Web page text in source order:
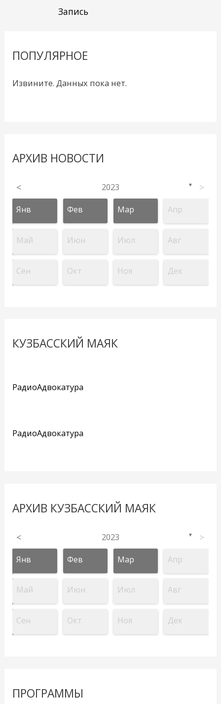
Запись
ПОПУЛЯРНОЕ
Извините. Данных пока нет.
АРХИВ НОВОСТИ
< 2023 ▼ >
Янв Фев Мар Апр
Май Июн Июл Авг
Сен Окт Ноя Дек
КУЗБАССКИЙ МАЯК
РадиоАдвокатура
РадиоАдвокатура
АРХИВ КУЗБАССКИЙ МАЯК
< 2023 ▼ >
Янв Фев Мар Апр
Май Июн Июл Авг
Сен Окт Ноя Дек
ПРОГРАММЫ